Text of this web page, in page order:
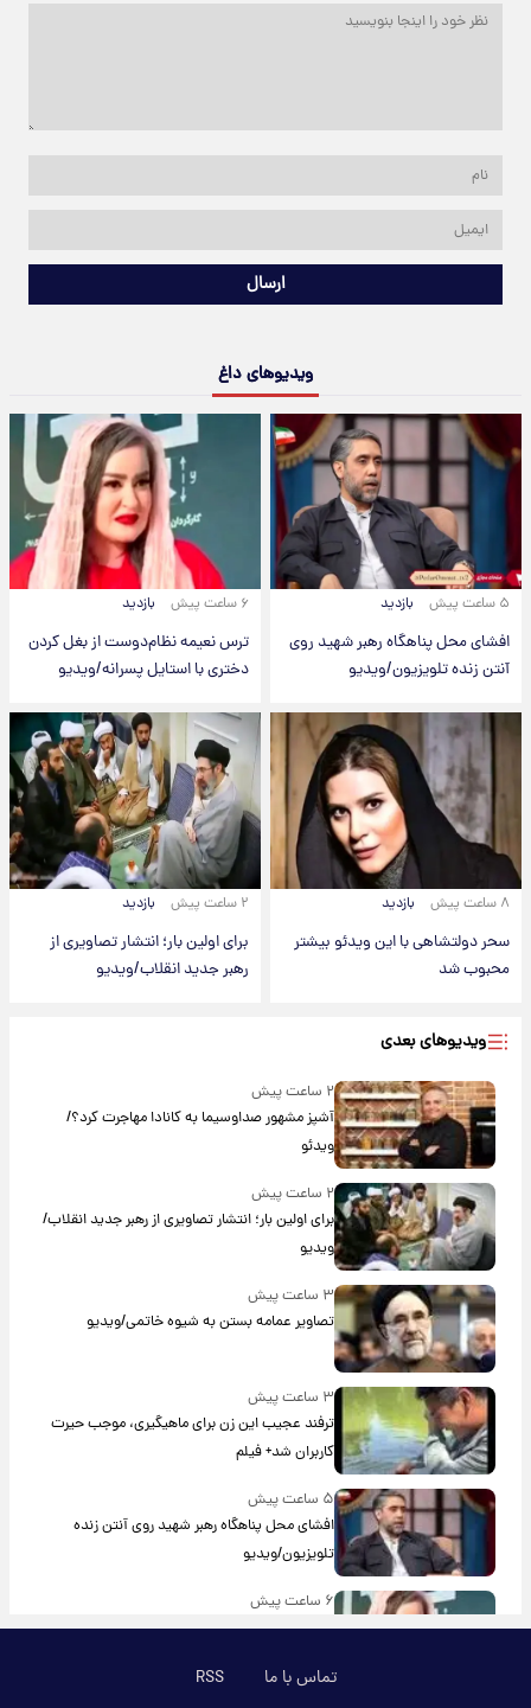
ارسال
ویدیوهای داغ
۵ ساعت پیش بازدید
افشای محل پناهگاه‌ رهبر شهید روی
آنتن زنده تلویزیون/ویدیو
۶ ساعت پیش بازدید
ترس نعیمه نظام‌دوست از بغل کردن
دختری با استایل پسرانه/ویدیو
۸ ساعت پیش بازدید
سحر دولتشاهی با این ویدئو بیشتر
محبوب شد
۲ ساعت پیش بازدید
برای اولین بار؛ انتشار تصاویری از
رهبر جدید انقلاب/ویدیو
ویدیوهای بعدی
۲ ساعت پیش
آشپز مشهور صداوسیما به کانادا مهاجرت کرد؟/
ویدئو
۲ ساعت پیش
برای اولین بار؛ انتشار تصاویری از رهبر جدید انقلاب/
ویدیو
۳ ساعت پیش
تصاویر عمامه بستن به شیوه خاتمی/ویدیو
۳ ساعت پیش
ترفند عجیب این زن برای ماهیگیری، موجب حیرت
کاربران شد+ فیلم
۵ ساعت پیش
افشای محل پناهگاه‌ رهبر شهید روی آنتن زنده
تلویزیون/ویدیو
۶ ساعت پیش
ترس نعیمه نظام‌دوست از بغل کردن دختری با
تماس با ما RSS